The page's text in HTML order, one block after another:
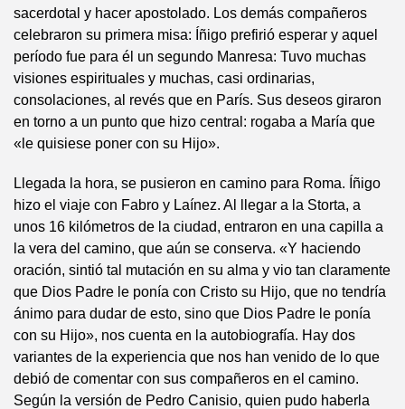
sacerdotal y hacer apostolado. Los demás compañeros
celebraron su primera misa: Íñigo prefirió esperar y aquel
período fue para él un segundo Manresa: Tuvo muchas
visiones espirituales y muchas, casi ordinarias,
consolaciones, al revés que en París. Sus deseos giraron
en torno a un punto que hizo central: rogaba a María que
«le quisiese poner con su Hijo».
Llegada la hora, se pusieron en camino para Roma. Íñigo
hizo el viaje con Fabro y Laínez. Al llegar a la Storta, a
unos 16 kilómetros de la ciudad, entraron en una capilla a
la vera del camino, que aún se conserva. «Y haciendo
oración, sintió tal mutación en su alma y vio tan claramente
que Dios Padre le ponía con Cristo su Hijo, que no tendría
ánimo para dudar de esto, sino que Dios Padre le ponía
con su Hijo», nos cuenta en la autobiografía. Hay dos
variantes de la experiencia que nos han venido de lo que
debió de comentar con sus compañeros en el camino.
Según la versión de Pedro Canisio, quien pudo haberla